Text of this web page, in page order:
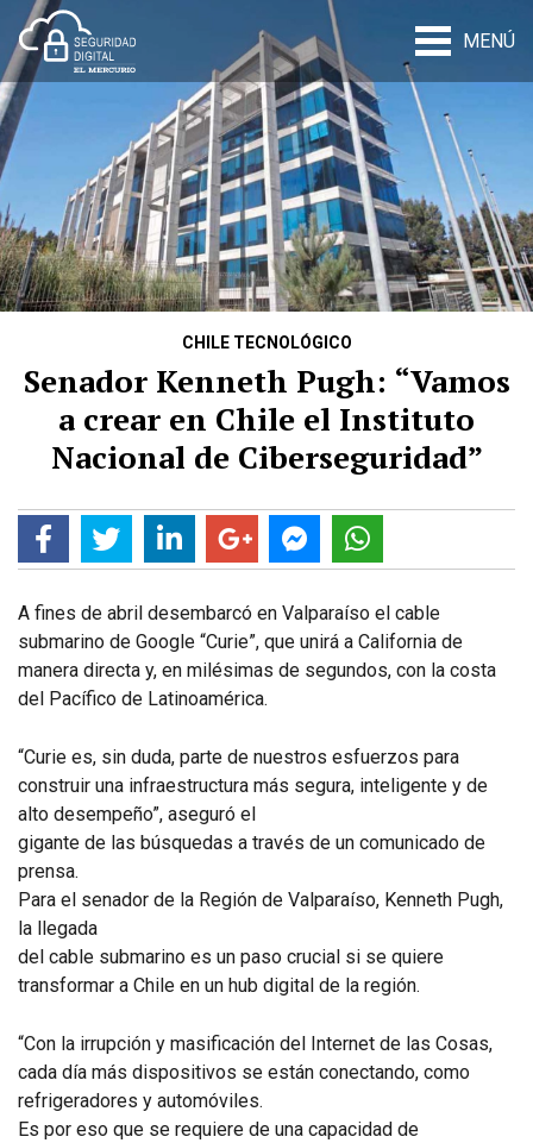
MENÚ
CHILE TECNOLÓGICO
Senador Kenneth Pugh: “Vamos
a crear en Chile el Instituto
Nacional de Ciberseguridad”
A fines de abril desembarcó en Valparaíso el cable
submarino de Google “Curie”, que unirá a California de
manera directa y, en milésimas de segundos, con la costa
del Pacífico de Latinoamérica.
“Curie es, sin duda, parte de nuestros esfuerzos para
construir una infraestructura más segura, inteligente y de
alto desempeño”, aseguró el
gigante de las búsquedas a través de un comunicado de
prensa.
Para el senador de la Región de Valparaíso, Kenneth Pugh,
la llegada
del cable submarino es un paso crucial si se quiere
transformar a Chile en un hub digital de la región.
“Con la irrupción y masificación del Internet de las Cosas,
cada día más dispositivos se están conectando, como
refrigeradores y automóviles.
Es por eso que se requiere de una capacidad de